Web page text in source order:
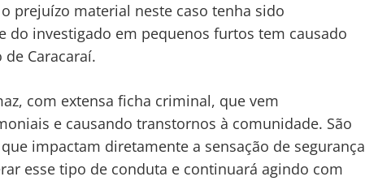
prejuízo material neste caso tenha sido
do investigado em pequenos furtos tem causado
Caracaraí.
com extensa ficha criminal, que vem
e causando transtornos à comunidade. São
impactam diretamente a sensação de segurança
esse tipo de conduta e continuará agindo com